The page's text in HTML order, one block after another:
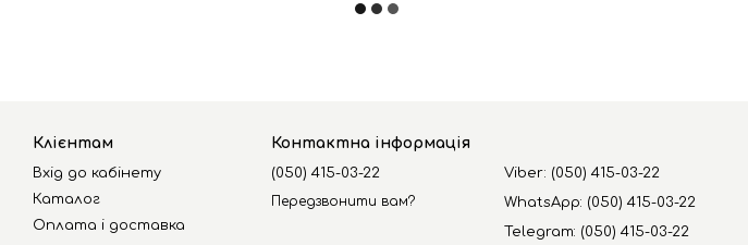
Клієнтам
Вхід до кабінету
Каталог
Оплата і доставка
Контактна інформація
(050) 415-03-22
Передзвонити вам?
Viber: (050) 415-03-22
WhatsApp: (050) 415-03-22
Telegram: (050) 415-03-22